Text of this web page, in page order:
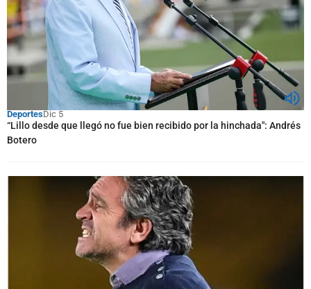
DeportesDic 5
“Lillo desde que llegó no fue bien recibido por la hinchada": Andrés
Botero